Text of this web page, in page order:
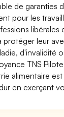
de garanties
pour les
libérales
protéger leur
d'invalidité
TNS
alimentaire est
en exerçant